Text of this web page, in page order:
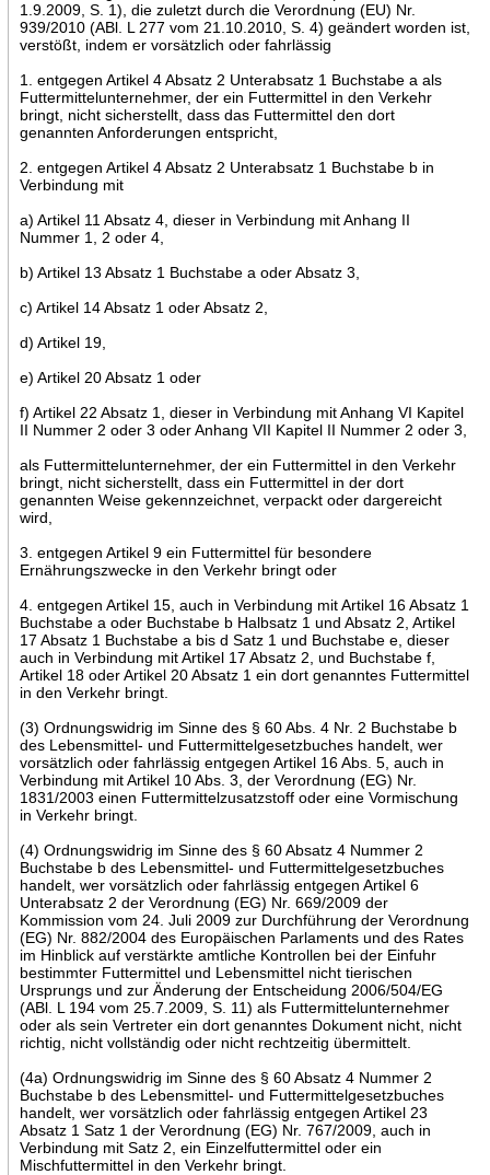
1.9.2009, S. 1), die zuletzt durch die Verordnung (EU) Nr.
939/2010 (ABl. L 277 vom 21.10.2010, S. 4) geändert worden ist,
verstößt, indem er vorsätzlich oder fahrlässig
1. entgegen Artikel 4 Absatz 2 Unterabsatz 1 Buchstabe a als
Futtermittelunternehmer, der ein Futtermittel in den Verkehr
bringt, nicht sicherstellt, dass das Futtermittel den dort
genannten Anforderungen entspricht,
2. entgegen Artikel 4 Absatz 2 Unterabsatz 1 Buchstabe b in
Verbindung mit
a) Artikel 11 Absatz 4, dieser in Verbindung mit Anhang II
Nummer 1, 2 oder 4,
b) Artikel 13 Absatz 1 Buchstabe a oder Absatz 3,
c) Artikel 14 Absatz 1 oder Absatz 2,
d) Artikel 19,
e) Artikel 20 Absatz 1 oder
f) Artikel 22 Absatz 1, dieser in Verbindung mit Anhang VI Kapitel
II Nummer 2 oder 3 oder Anhang VII Kapitel II Nummer 2 oder 3,
als Futtermittelunternehmer, der ein Futtermittel in den Verkehr
bringt, nicht sicherstellt, dass ein Futtermittel in der dort
genannten Weise gekennzeichnet, verpackt oder dargereicht
wird,
3. entgegen Artikel 9 ein Futtermittel für besondere
Ernährungszwecke in den Verkehr bringt oder
4. entgegen Artikel 15, auch in Verbindung mit Artikel 16 Absatz 1
Buchstabe a oder Buchstabe b Halbsatz 1 und Absatz 2, Artikel
17 Absatz 1 Buchstabe a bis d Satz 1 und Buchstabe e, dieser
auch in Verbindung mit Artikel 17 Absatz 2, und Buchstabe f,
Artikel 18 oder Artikel 20 Absatz 1 ein dort genanntes Futtermittel
in den Verkehr bringt.
(3) Ordnungswidrig im Sinne des § 60 Abs. 4 Nr. 2 Buchstabe b
des Lebensmittel- und Futtermittelgesetzbuches handelt, wer
vorsätzlich oder fahrlässig entgegen Artikel 16 Abs. 5, auch in
Verbindung mit Artikel 10 Abs. 3, der Verordnung (EG) Nr.
1831/2003 einen Futtermittelzusatzstoff oder eine Vormischung
in Verkehr bringt.
(4) Ordnungswidrig im Sinne des § 60 Absatz 4 Nummer 2
Buchstabe b des Lebensmittel- und Futtermittelgesetzbuches
handelt, wer vorsätzlich oder fahrlässig entgegen Artikel 6
Unterabsatz 2 der Verordnung (EG) Nr. 669/2009 der
Kommission vom 24. Juli 2009 zur Durchführung der Verordnung
(EG) Nr. 882/2004 des Europäischen Parlaments und des Rates
im Hinblick auf verstärkte amtliche Kontrollen bei der Einfuhr
bestimmter Futtermittel und Lebensmittel nicht tierischen
Ursprungs und zur Änderung der Entscheidung 2006/504/EG
(ABl. L 194 vom 25.7.2009, S. 11) als Futtermittelunternehmer
oder als sein Vertreter ein dort genanntes Dokument nicht, nicht
richtig, nicht vollständig oder nicht rechtzeitig übermittelt.
(4a) Ordnungswidrig im Sinne des § 60 Absatz 4 Nummer 2
Buchstabe b des Lebensmittel- und Futtermittelgesetzbuches
handelt, wer vorsätzlich oder fahrlässig entgegen Artikel 23
Absatz 1 Satz 1 der Verordnung (EG) Nr. 767/2009, auch in
Verbindung mit Satz 2, ein Einzelfuttermittel oder ein
Mischfuttermittel in den Verkehr bringt.